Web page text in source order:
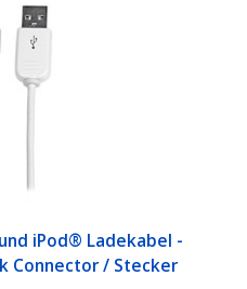
iPod® Ladekabel -
Connector / Stecker